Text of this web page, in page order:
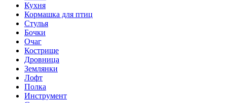
Кухня
Кормашка для птиц
Стулья
Бочки
Очаг
Кострище
Дровница
Землянки
Лофт
Полка
Инструмент